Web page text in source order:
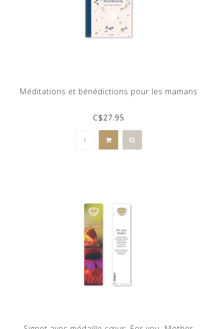
Méditations et bénédictions pour les mamans
C$27.95